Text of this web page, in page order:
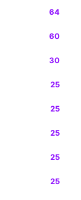
64
60
30
25
25
25
25
25